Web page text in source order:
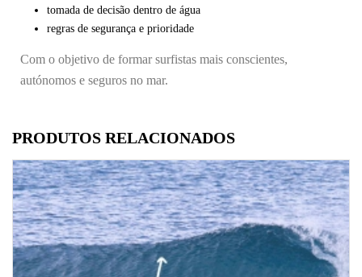
tomada de decisão dentro de água
regras de segurança e prioridade
Com o objetivo de formar surfistas mais conscientes,
autónomos e seguros no mar.
PRODUTOS RELACIONADOS